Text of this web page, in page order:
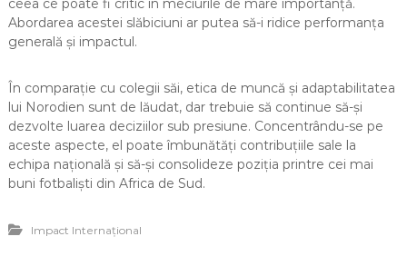
ceea ce poate fi critic în meciurile de mare importanță.
Abordarea acestei slăbiciuni ar putea să-i ridice performanța
generală și impactul.
În comparație cu colegii săi, etica de muncă și adaptabilitatea
lui Norodien sunt de lăudat, dar trebuie să continue să-și
dezvolte luarea deciziilor sub presiune. Concentrându-se pe
aceste aspecte, el poate îmbunătăți contribuțiile sale la
echipa națională și să-și consolideze poziția printre cei mai
buni fotbaliști din Africa de Sud.
Impact Internațional